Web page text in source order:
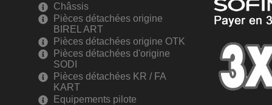
Châssis
Pièces détachées origine
BIREL ART
Pièces détachées origine OTK
Pièces détachées d'origine
SODI
Pièces détachées KR / FA
KART
Equipements pilote